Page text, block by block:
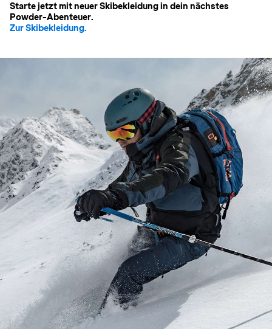
Starte jetzt mit neuer Skibekleidung in dein nächstes
Powder-Abenteuer.
Zur Skibekleidung.